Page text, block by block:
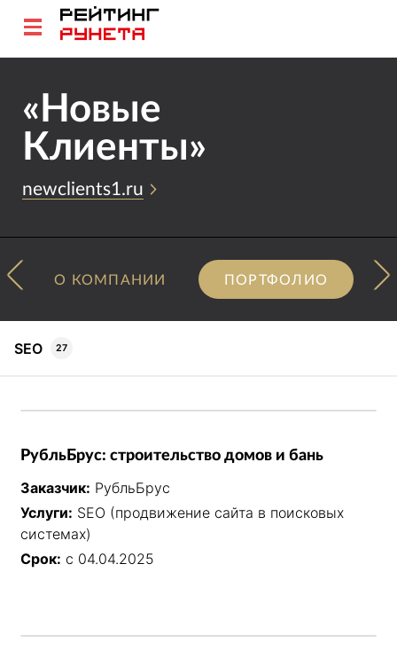
«Новые
Клиенты»
newclients1.ru
О КОМПАНИИ ПОРТФОЛИО
SEO 27
РубльБрус: строительство домов и бань
Заказчик: РубльБрус
Услуги: SEO (продвижение сайта в поисковых
системах)
Срок: с 04.04.2025